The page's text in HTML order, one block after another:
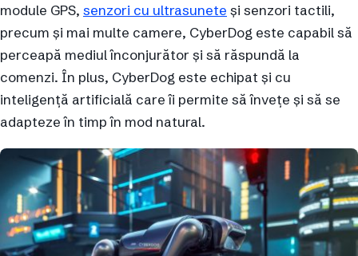
module GPS, senzori cu ultrasunete și senzori tactili,
precum și mai multe camere, CyberDog este capabil să
perceapă mediul înconjurător și să răspundă la
comenzi. În plus, CyberDog este echipat și cu
inteligență artificială care îi permite să învețe și să se
adapteze în timp în mod natural.